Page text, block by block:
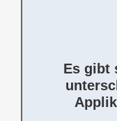
Es gibt
Es
gewohnter
oder BW,
allen Ihren